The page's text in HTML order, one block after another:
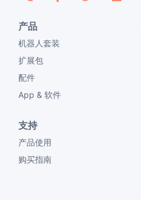
产品
机器人套装
扩展包
配件
App & 软件
支持
产品使用
购买指南